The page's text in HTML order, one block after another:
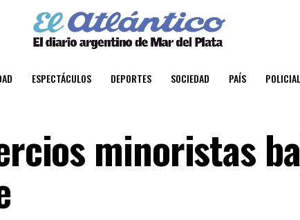
ESPECTÁCULOS DEPORTES SOCIEDAD PAÍS
minoristas